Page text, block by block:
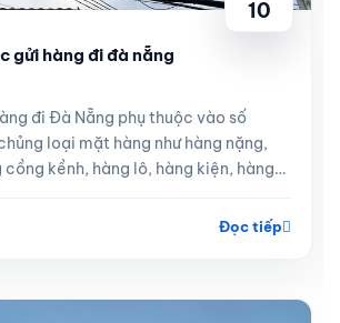
10
gửi hàng đi đà nẵng
đi Đà Nẵng phụ thuộc vào số
loại mặt hàng như hàng nặng,
cồng kềnh, hàng lô, hàng kiện, hàng
Đọc tiếp